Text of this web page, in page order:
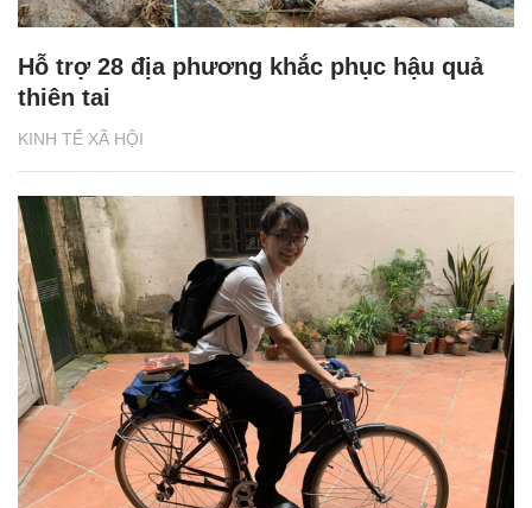
KINH TẾ XÃ HỘI
Hỗ trợ 28 địa phương khắc phục hậu quả
thiên tai